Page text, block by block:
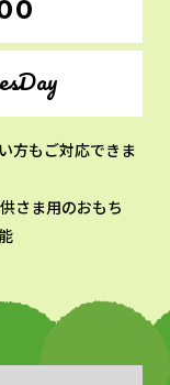
方もご対応できま
さま用のおもち